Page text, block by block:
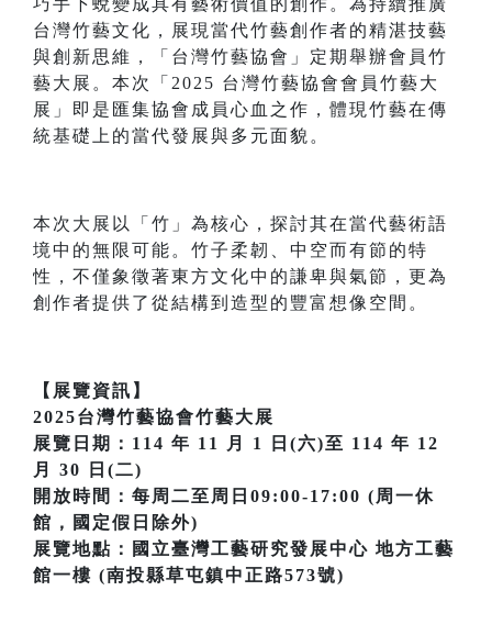
巧手下蛻變成具有藝術價值的創作。為持續推廣
台灣竹藝文化，展現當代竹藝創作者的精湛技藝
與創新思維，「台灣竹藝協會」定期舉辦會員竹
藝大展。本次「2025 台灣竹藝協會會員竹藝大
展」即是匯集協會成員心血之作，體現竹藝在傳
統基礎上的當代發展與多元面貌。
本次大展以「竹」為核心，探討其在當代藝術語
境中的無限可能。竹子柔韌、中空而有節的特
性，不僅象徵著東方文化中的謙卑與氣節，更為
創作者提供了從結構到造型的豐富想像空間。
【展覽資訊】
2025台灣竹藝協會竹藝大展
展覽日期：114 年 11 月 1 日(六)至 114 年 12
月 30 日(二)
開放時間：每周二至周日09:00-17:00 (周一休
館，國定假日除外)
展覽地點：國立臺灣工藝研究發展中心 地方工藝
館一樓 (南投縣草屯鎮中正路573號)